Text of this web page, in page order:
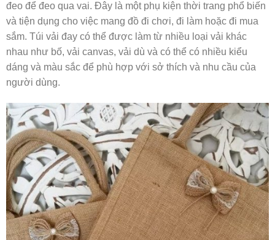
đeo để đeo qua vai. Đây là một phụ kiện thời trang phổ biến
và tiện dụng cho việc mang đồ đi chơi, đi làm hoặc đi mua
sắm. Túi vải đay có thể được làm từ nhiều loại vải khác
nhau như bố, vải canvas, vải dù và có thể có nhiều kiểu
dáng và màu sắc để phù hợp với sở thích và nhu cầu của
người dùng.